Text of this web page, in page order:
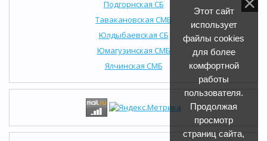
Подгорнская СБ
Тавакановская СМБ
Юлдыбаевская СБ
Юмагузинская СМБ
Ялчинская СМБ
Этот сайт
использует
файлы cookies
для более
комфортной
работы
пользователя.
Продолжая
просмотр
страниц сайта,